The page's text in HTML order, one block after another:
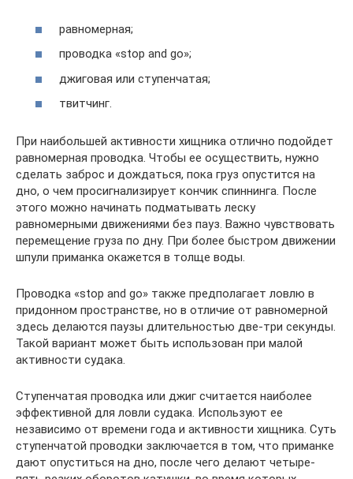
равномерная;
проводка «stop and go»;
джиговая или ступенчатая;
твитчинг.
При наибольшей активности хищника отлично подойдет
равномерная проводка. Чтобы ее осуществить, нужно
сделать заброс и дождаться, пока груз опустится на
дно, о чем просигнализирует кончик спиннинга. После
этого можно начинать подматывать леску
равномерными движениями без пауз. Важно чувствовать
перемещение груза по дну. При более быстром движении
шпули приманка окажется в толще воды.
Проводка «stop and go» также предполагает ловлю в
придонном пространстве, но в отличие от равномерной
здесь делаются паузы длительностью две-три секунды.
Такой вариант может быть использован при малой
активности судака.
Ступенчатая проводка или джиг считается наиболее
эффективной для ловли судака. Используют ее
независимо от времени года и активности хищника. Суть
ступенчатой проводки заключается в том, что приманке
дают опуститься на дно, после чего делают четыре-